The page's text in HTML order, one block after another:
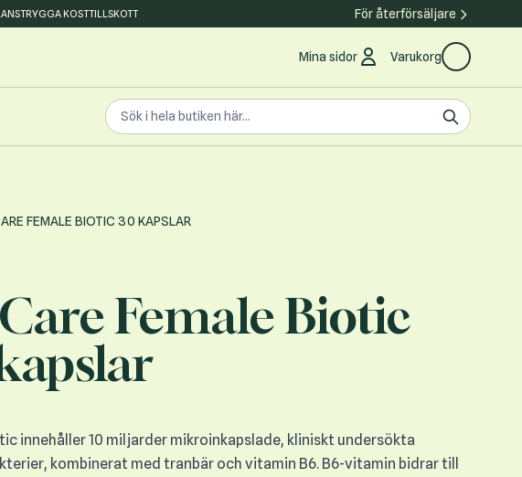
TRYGGA KOSTTILLSKOTT
För återförsäljare
Mina sidor Varukorg
Search the store
Sök
FEMALE BIOTIC 30 KAPSLAR
Female Biotic
innehåller 10 miljarder mikroinkapslade, kliniskt undersökta
kombinerat med tranbär och vitamin B6. B6-vitamin bidrar till